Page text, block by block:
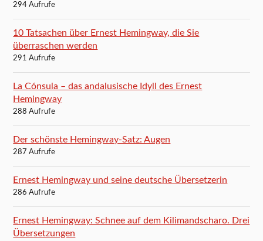
294 Aufrufe
10 Tatsachen über Ernest Hemingway, die Sie
überraschen werden
291 Aufrufe
La Cónsula – das andalusische Idyll des Ernest
Hemingway
288 Aufrufe
Der schönste Hemingway-Satz: Augen
287 Aufrufe
Ernest Hemingway und seine deutsche Übersetzerin
286 Aufrufe
Ernest Hemingway: Schnee auf dem Kilimandscharo. Drei
Übersetzungen